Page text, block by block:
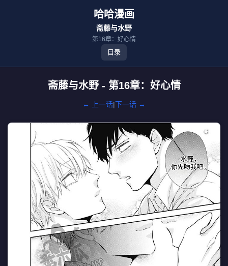
哈哈漫画
斋藤与水野
第16章：好心情
目录
斋藤与水野 - 第16章：好心情
← 上一话|下一话 →